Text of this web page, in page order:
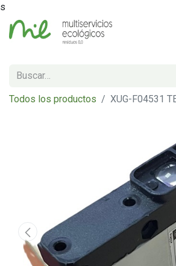
s
Todos los productos XUG-F04531